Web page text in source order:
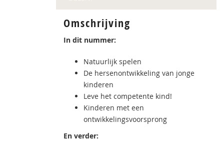
Omschrijving
In dit nummer:
Natuurlijk spelen
De hersenontwikkeling van jonge
kinderen
Leve het competente kind!
Kinderen met een
ontwikkelingsvoorsprong
En verder: